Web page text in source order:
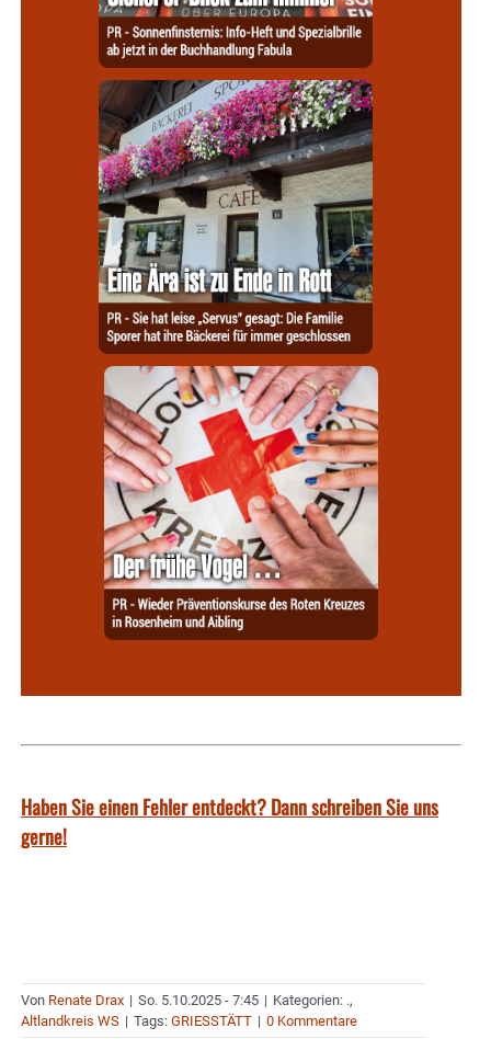
Haben Sie einen Fehler entdeckt? Dann schreiben Sie uns
gerne!
Von Renate Drax | So. 5.10.2025 - 7:45 | Kategorien: .,
Altlandkreis WS | Tags: GRIESSTÄTT | 0 Kommentare